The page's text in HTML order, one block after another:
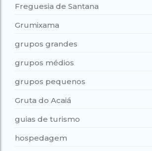
Freguesia de Santana
Grumixama
grupos grandes
grupos médios
grupos pequenos
Gruta do Acaiá
guias de turismo
hospedagem